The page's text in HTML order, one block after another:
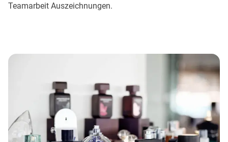
Teamarbeit Auszeichnungen.